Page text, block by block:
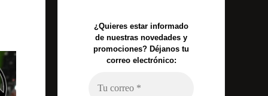
¿Quieres estar informado
de nuestras novedades y
promociones? Déjanos tu
correo electrónico: